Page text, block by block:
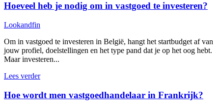
Hoeveel heb je nodig om in vastgoed te investeren?
Lookandfin
Om in vastgoed te investeren in België, hangt het startbudget af van
jouw profiel, doelstellingen en het type pand dat je op het oog hebt.
Maar investeren...
Lees verder
Hoe wordt men vastgoedhandelaar in Frankrijk?